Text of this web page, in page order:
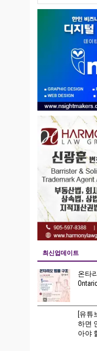
최신업데이트
온타
[유튜
하면
아야